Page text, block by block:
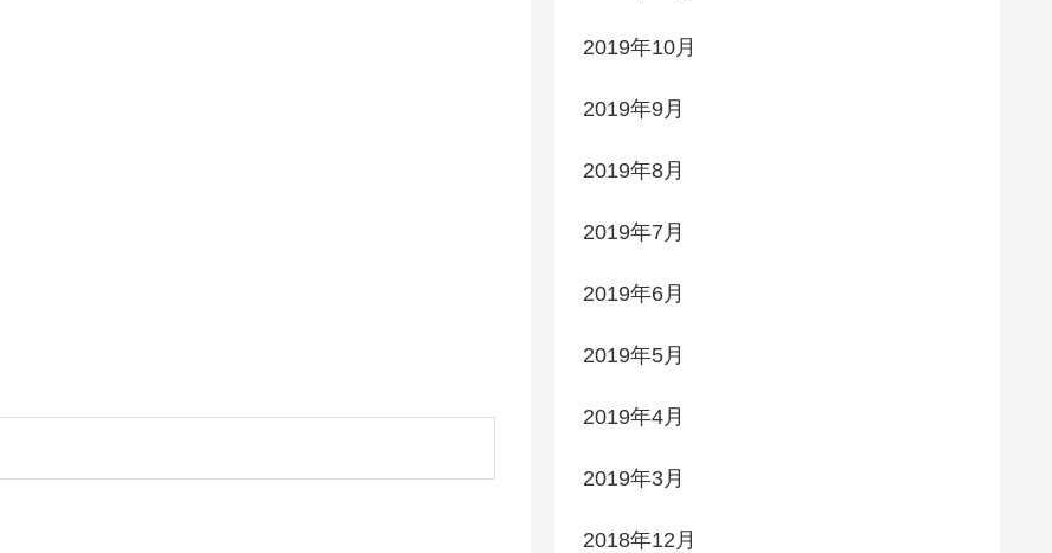
2019年10月
2019年9月
2019年8月
2019年7月
2019年6月
2019年5月
2019年4月
2019年3月
2018年12月